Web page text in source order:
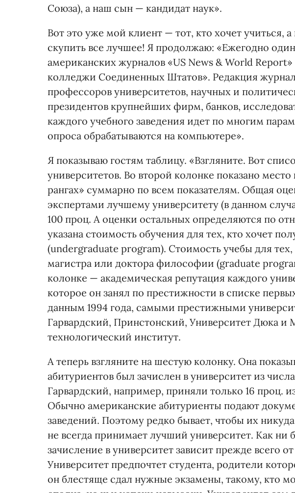
Союза), а наш сын — кандидат наук».
Вот это уже мой клиент — тот, кто хочет учиться,
скупить все лучшее! Я продолжаю: «Ежегодно
американских журналов «US News & World
колледжи Соединенных Штатов». Редакция
профессоров университетов, научных и
президентов крупнейших фирм, банков,
каждого учебного заведения идет по многим
опроса обрабатываются на компьютере».
Я показываю гостям таблицу. «Взгляните. Вот
университетов. Во второй колонке показано
рангах» суммарно по всем показателям. Общая
экспертами лучшему университету (в данном
100 проц. А оценки остальных определяются по
указана стоимость обучения для тех, кто хочет
(undergraduate program). Стоимость учебы для тех,
магистра или доктора философии (graduate
колонке — академическая репутация каждого
которое он занял по престижности в списке
данным 1994 года, самыми престижными
Гарвардский, Принстонский, Университет Дюка и
технологический институт.
А теперь взгляните на шестую колонку. Она
абитуриентов был зачислен в университет из
Гарвардский, например, приняли только 16 проц.
Обычно американские абитуриенты подают
заведений. Поэтому редко бывает, чтобы их
не всегда принимает лучший университет. Как ни
зачисление в университет зависит прежде всего
Университет предпочтет студента, родители
он блестяще сдал нужные экзамены, такому, кто